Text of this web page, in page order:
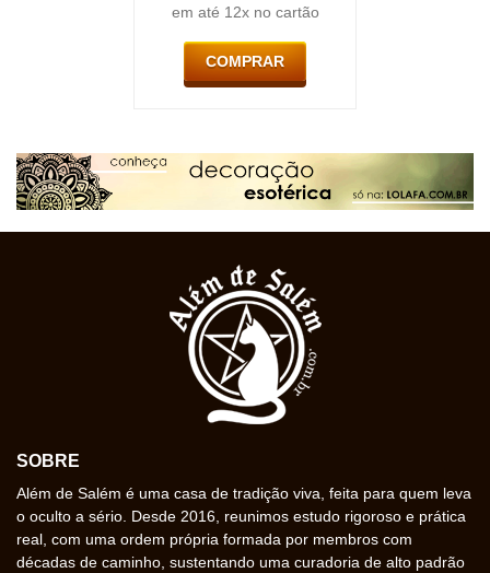
em até 12x no cartão
COMPRAR
SOBRE
Além de Salém é uma casa de tradição viva, feita para quem leva
o oculto a sério. Desde 2016, reunimos estudo rigoroso e prática
real, com uma ordem própria formada por membros com
décadas de caminho, sustentando uma curadoria de alto padrão